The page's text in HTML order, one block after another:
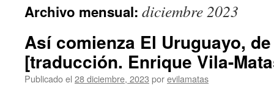
Archivo mensual: diciembre 2023
Así comienza El Uruguayo,
[traducción. Enrique Vila-
Publicado el 28 diciembre, 2023 porevilamatas